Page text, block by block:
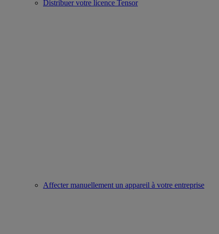
Distribuer votre licence Tensor
Affecter manuellement un appareil à votre entreprise